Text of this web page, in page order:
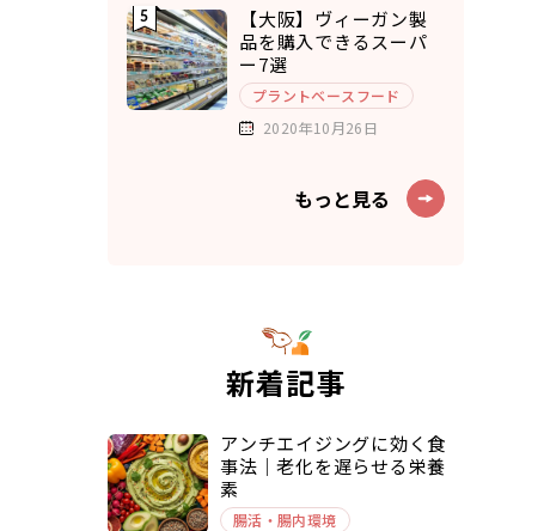
【大阪】ヴィーガン製
品を購入できるスーパ
ー7選
プラントベースフード
2020年10月26日
もっと見る
新着記事
アンチエイジングに効く食
事法｜老化を遅らせる栄養
素
腸活・腸内環境